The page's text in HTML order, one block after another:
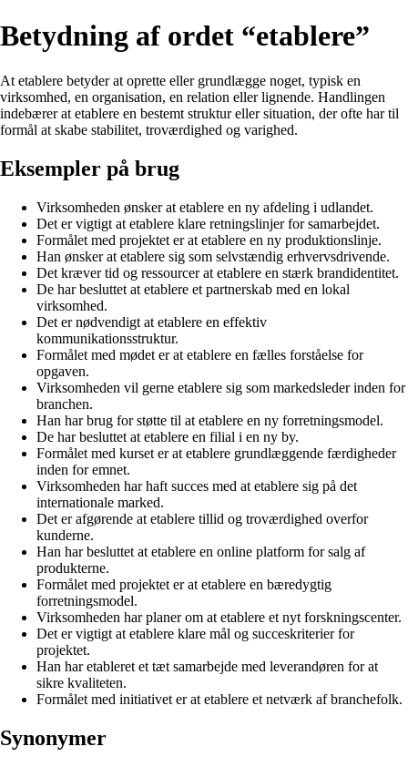
Betydning af ordet “etablere”
At etablere betyder at oprette eller grundlægge noget, typisk en
virksomhed, en organisation, en relation eller lignende. Handlingen
indebærer at etablere en bestemt struktur eller situation, der ofte har til
formål at skabe stabilitet, troværdighed og varighed.
Eksempler på brug
Virksomheden ønsker at etablere en ny afdeling i udlandet.
Det er vigtigt at etablere klare retningslinjer for samarbejdet.
Formålet med projektet er at etablere en ny produktionslinje.
Han ønsker at etablere sig som selvstændig erhvervsdrivende.
Det kræver tid og ressourcer at etablere en stærk brandidentitet.
De har besluttet at etablere et partnerskab med en lokal
virksomhed.
Det er nødvendigt at etablere en effektiv
kommunikationsstruktur.
Formålet med mødet er at etablere en fælles forståelse for
opgaven.
Virksomheden vil gerne etablere sig som markedsleder inden for
branchen.
Han har brug for støtte til at etablere en ny forretningsmodel.
De har besluttet at etablere en filial i en ny by.
Formålet med kurset er at etablere grundlæggende færdigheder
inden for emnet.
Virksomheden har haft succes med at etablere sig på det
internationale marked.
Det er afgørende at etablere tillid og troværdighed overfor
kunderne.
Han har besluttet at etablere en online platform for salg af
produkterne.
Formålet med projektet er at etablere en bæredygtig
forretningsmodel.
Virksomheden har planer om at etablere et nyt forskningscenter.
Det er vigtigt at etablere klare mål og succeskriterier for
projektet.
Han har etableret et tæt samarbejde med leverandøren for at
sikre kvaliteten.
Formålet med initiativet er at etablere et netværk af branchefolk.
Synonymer